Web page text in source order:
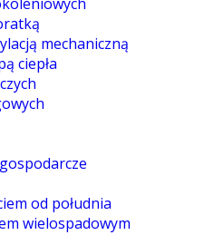
mechaniczną
ciepła
od południa
wielospadowym